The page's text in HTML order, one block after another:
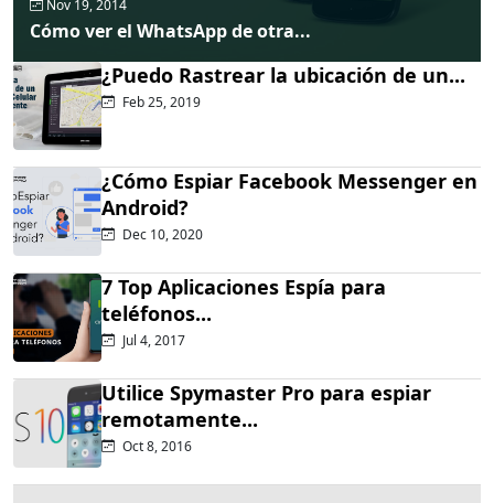
Nov 19, 2014
Cómo ver el WhatsApp de otra...
¿Puedo Rastrear la ubicación de un...
Feb 25, 2019
¿Cómo Espiar Facebook Messenger en
Android?
Dec 10, 2020
7 Top Aplicaciones Espía para
teléfonos...
Jul 4, 2017
Utilice Spymaster Pro para espiar
remotamente...
Oct 8, 2016